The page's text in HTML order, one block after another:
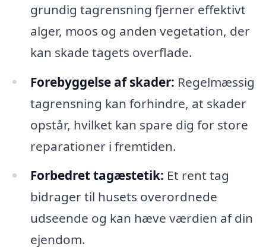
grundig tagrensning fjerner effektivt
alger, moos og anden vegetation, der
kan skade tagets overflade.
Forebyggelse af skader: Regelmæssig
tagrensning kan forhindre, at skader
opstår, hvilket kan spare dig for store
reparationer i fremtiden.
Forbedret tagæstetik: Et rent tag
bidrager til husets overordnede
udseende og kan hæve værdien af din
ejendom.